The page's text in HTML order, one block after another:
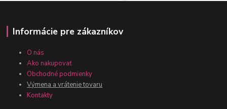
Informácie pre zákazníkov
O nás
Ako nakupovať
Obchodné podmienky
Výmena a vrátenie tovaru
Kontakty